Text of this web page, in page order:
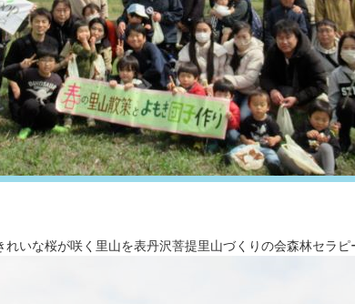
いな桜が咲く里山を表丹沢菩提里山づくりの会森林セラピ